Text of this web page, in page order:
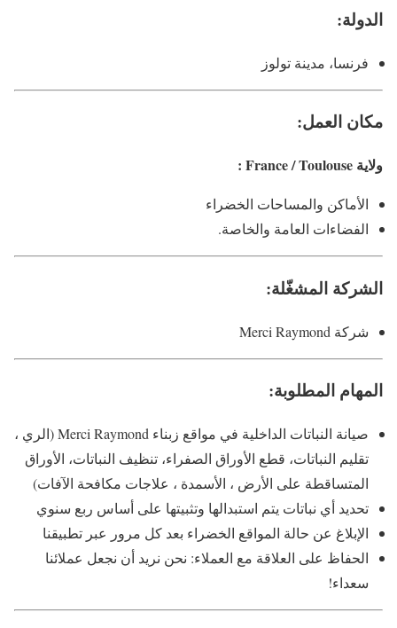
الدولة:
فرنسا، مدينة تولوز
مكان العمل:
ولاية France / Toulouse :
الأماكن والمساحات الخضراء
الفضاءات العامة والخاصة.
الشركة المشغّلة:
شركة Merci Raymond
المهام المطلوبة:
صيانة النباتات الداخلية في مواقع زبناء Merci Raymond (الري ،
تقليم النباتات، قطع الأوراق الصفراء، تنظيف النباتات، الأوراق
المتساقطة على الأرض ، الأسمدة ، علاجات مكافحة الآفات)
تحديد أي نباتات يتم استبدالها وتثبيتها على أساس ربع سنوي
الإبلاغ عن حالة المواقع الخضراء بعد كل مرور عبر تطبيقنا
الحفاظ على العلاقة مع العملاء: نحن نريد أن نجعل عملائنا
سعداء!